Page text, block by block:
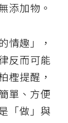
添加物。
情趣」，
反而可能
檉提醒，
單、方便
「做」與